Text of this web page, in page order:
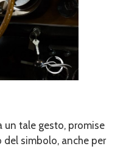
un tale gesto, promise
simbolo, anche per